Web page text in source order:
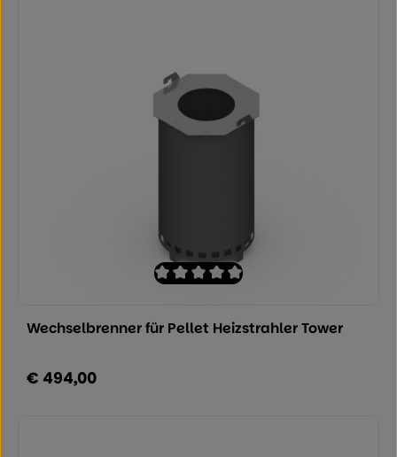
Wechselbrenner für Pellet Heizstrahler Tower
Regulärer Preis:
€ 494,00